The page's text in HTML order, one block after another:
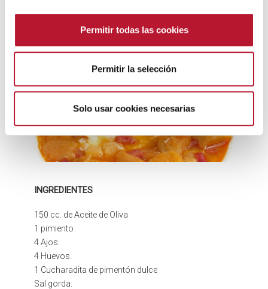
n
Permitir todas las cookies
Permitir la selección
Solo usar cookies necesarias
Sopa de Ajo
INGREDIENTES
150 cc. de Aceite de Oliva
1 pimiento
4 Ajos.
4 Huevos.
1 Cucharadita de pimentón dulce
Sal gorda.